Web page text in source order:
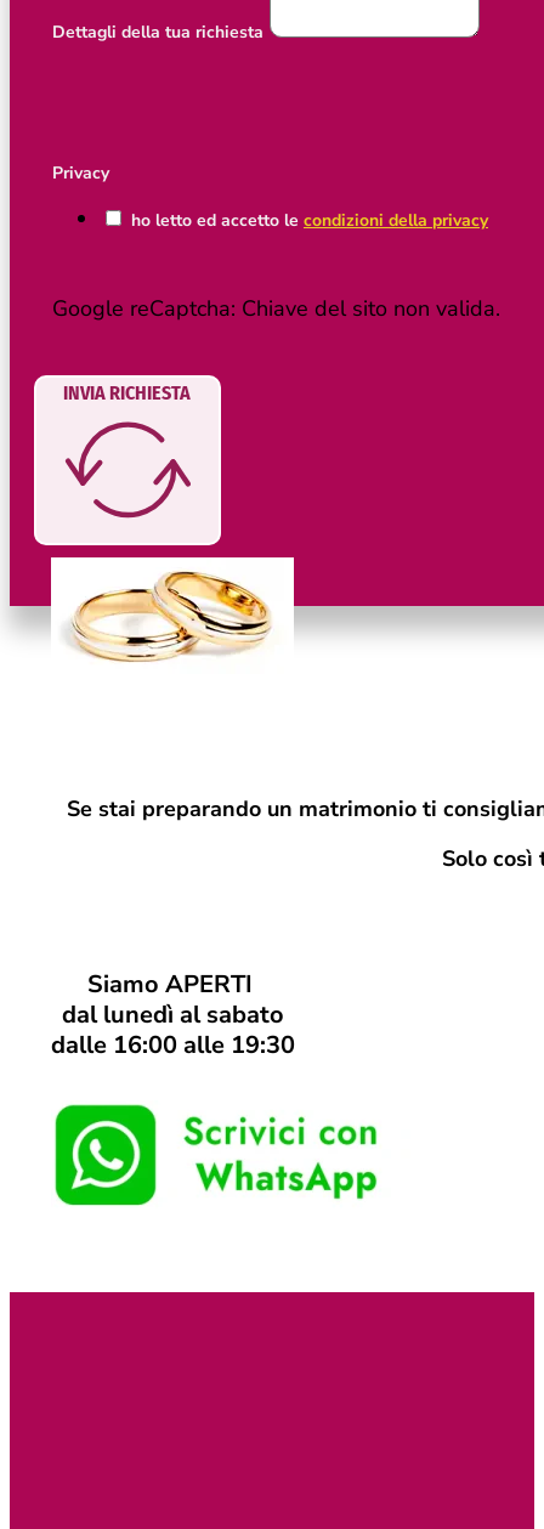
Dettagli della tua richiesta
Privacy
ho letto ed accetto le condizioni della privacy
Google reCaptcha: Chiave del sito non valida.
INVIA RICHIESTA
Se stai preparando un matrimonio ti
Solo così
Siamo APERTI
dal lunedì al sabato
dalle 16:00 alle 19:30